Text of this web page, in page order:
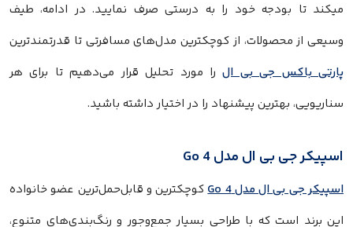
میکند تا بودجه خود را به درستی صرف نمایید. در ادامه، طیف
وسیعی از محصولات، از کوچکترین مدل‌های مسافرتی تا قدرتمندترین
پارتی باکس جی بی الرا مورد تحلیل قرار می‌دهیم تا برای هر
سناریویی، بهترین پیشنهاد را در اختیار داشته باشید.
اسپیکر جی بی ال مدل Go 4
اسپیکر جی بی ال مدل Go 4
کوچکترین و قابل‌حمل‌ترین عضو خانواده
این برند است که با طراحی بسیار جمع‌وجور و رنگ‌بندی‌های متنوع،